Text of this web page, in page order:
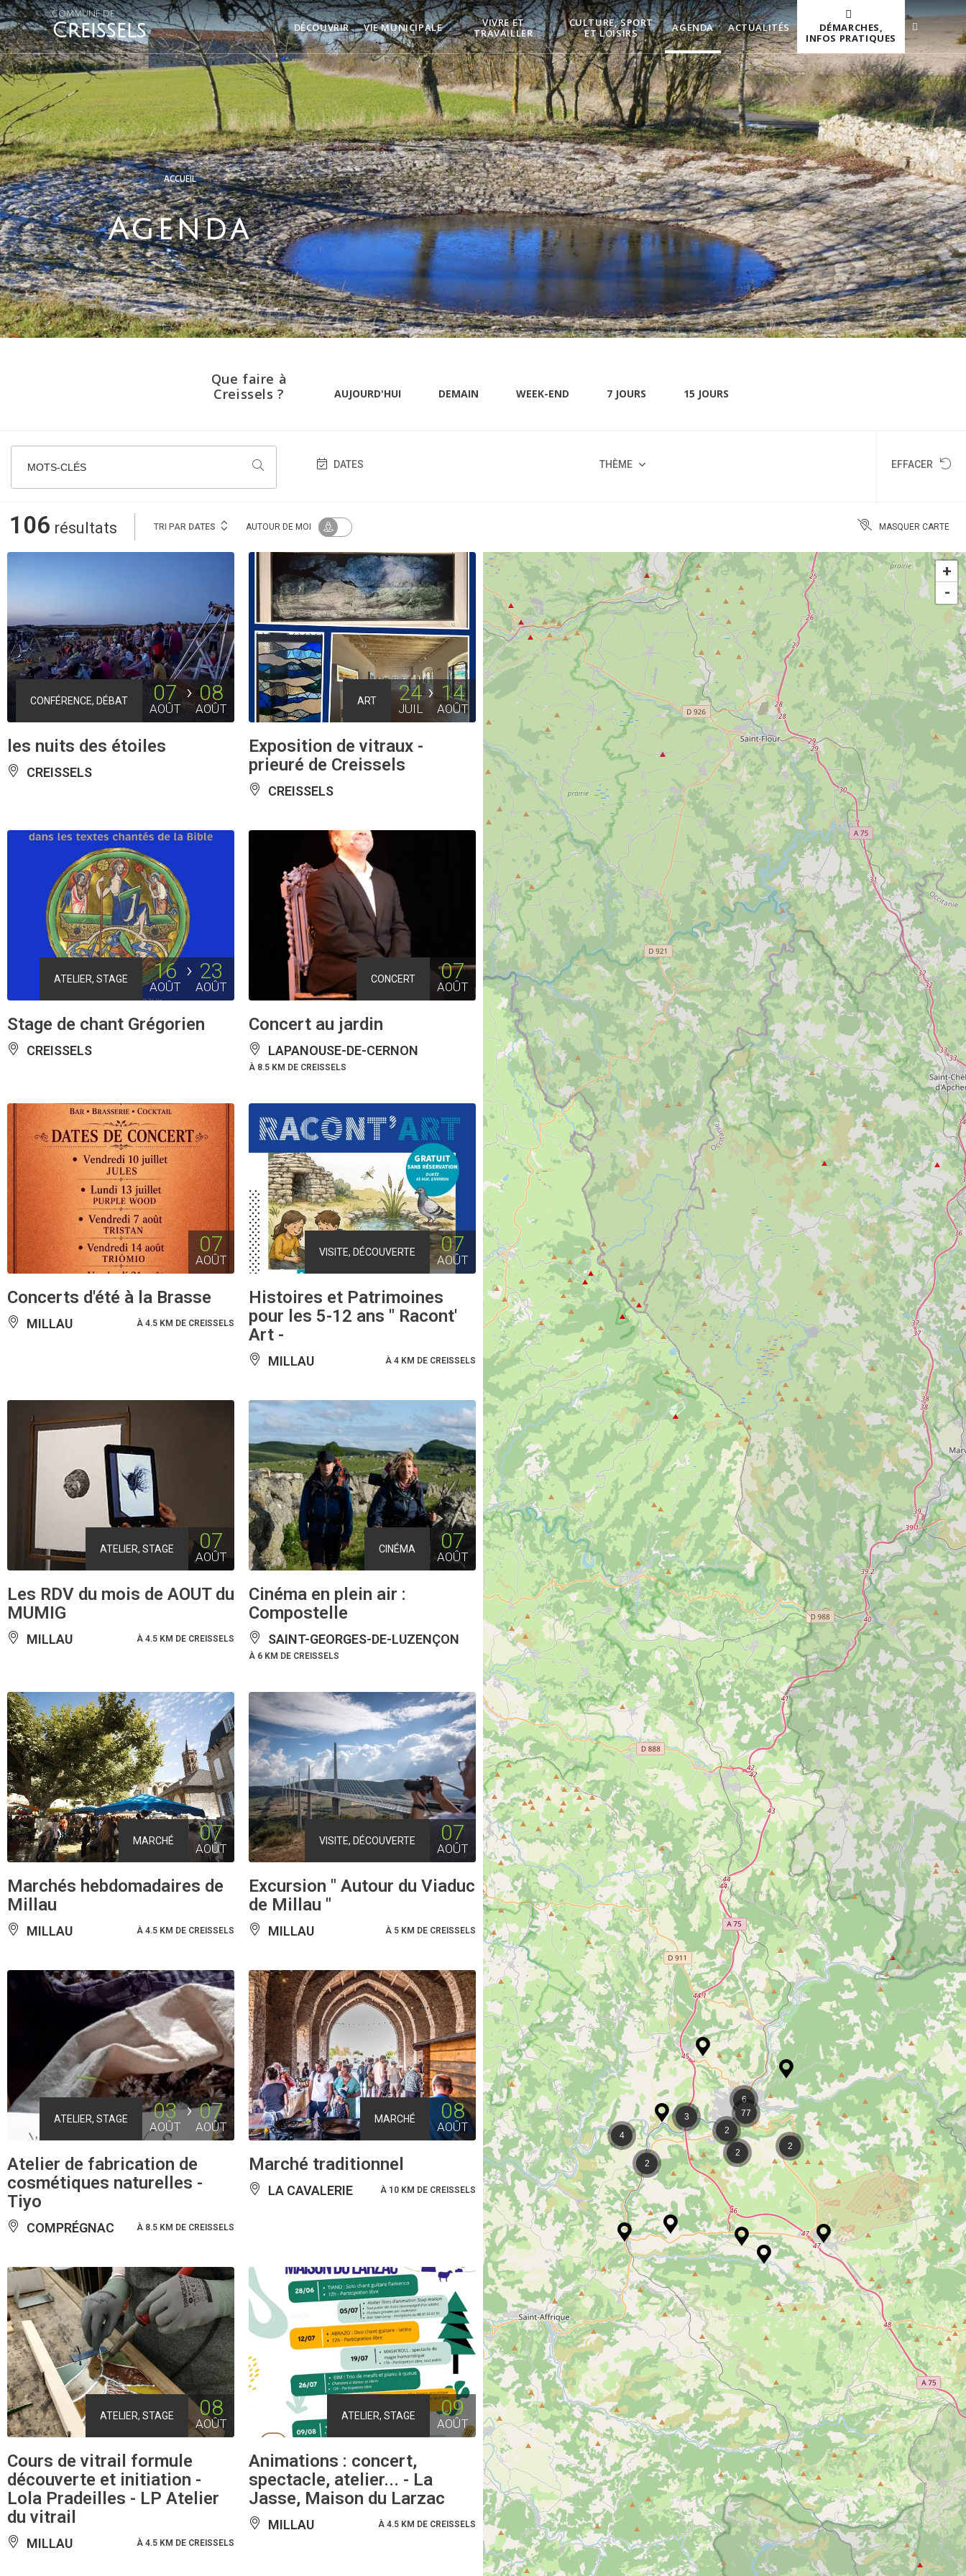
COMMUNE DE
Creissels DÉCOUVRIR VIE MUNICIPALE
VIVRE ET
TRAVAILLER
CULTURE, SPORT
ET LOISIRS
AGENDA ACTUALITÉS
DÉMARCHES,
INFOS PRATIQUES
ACCUEIL
Agenda
Que faire à
Creissels ?
AUJOURD'HUI DEMAIN WEEK-END 7 JOURS 15 JOURS
MOTS-CLÉS DATES THÈME EFFACER
106 résultats TRI PAR DATES AUTOUR DE MOI MASQUER CARTE
CONFÉRENCE, DÉBAT 07
AOÛT
08
AOÛT
les nuits des étoiles
CREISSELS
ART 24
JUIL
14
AOÛT
Exposition de vitraux -
prieuré de Creissels
CREISSELS
ATELIER, STAGE 16
AOÛT
23
AOÛT
Stage de chant Grégorien
CREISSELS
CONCERT 07
AOÛT
Concert au jardin
LAPANOUSE-DE-CERNON
À 8.5 KM DE CREISSELS
07
AOÛT
Concerts d'été à la Brasse
MILLAU À 4.5 KM DE CREISSELS
VISITE, DÉCOUVERTE 07
AOÛT
Histoires et Patrimoines
pour les 5-12 ans " Racont'
Art -
MILLAU À 4 KM DE CREISSELS
ATELIER, STAGE 07
AOÛT
Les RDV du mois de AOUT du
MUMIG
MILLAU À 4.5 KM DE CREISSELS
CINÉMA 07
AOÛT
Cinéma en plein air :
Compostelle
SAINT-GEORGES-DE-LUZENÇON
À 6 KM DE CREISSELS
MARCHÉ 07
AOÛT
Marchés hebdomadaires de
Millau
MILLAU À 4.5 KM DE CREISSELS
VISITE, DÉCOUVERTE 07
AOÛT
Excursion " Autour du Viaduc
de Millau "
MILLAU À 5 KM DE CREISSELS
ATELIER, STAGE 03
AOÛT
07
AOÛT
Atelier de fabrication de
cosmétiques naturelles -
Tiyo
COMPRÉGNAC À 8.5 KM DE CREISSELS
MARCHÉ 08
AOÛT
Marché traditionnel
LA CAVALERIE À 10 KM DE CREISSELS
ATELIER, STAGE 08
AOÛT
Cours de vitrail formule
découverte et initiation -
Lola Pradeilles - LP Atelier
du vitrail
MILLAU À 4.5 KM DE CREISSELS
ATELIER, STAGE 09
AOÛT
Animations : concert,
spectacle, atelier... - La
Jasse, Maison du Larzac
MILLAU À 4.5 KM DE CREISSELS
2
2
2
4 2
6
3
77
+
-